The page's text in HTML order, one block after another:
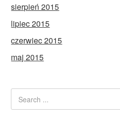
sierpień 2015
lipiec 2015
czerwiec 2015
maj 2015